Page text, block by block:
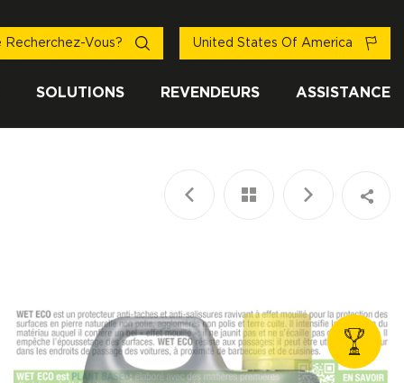
SOLUTIONS REVENDEURS ASSISTANCE
Recherchez-Vous? United States Of America